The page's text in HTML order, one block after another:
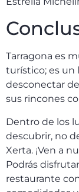
Tarragona es
turístico; es un
desconectar
sus rincones
Dentro de los
descubrir, no
Xerta. ¡Ven a
Podrás
restaurante